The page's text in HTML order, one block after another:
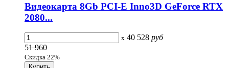
Видеокарта 8Gb PCI-E Inno3D GeForce RTX
2080...
x 40 528 руб
51 960
Скидка 22%